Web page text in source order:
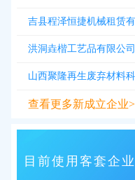
吉县程泽恒捷机械租赁
洪洞垚楷工艺品有限公司
山西聚隆再生废弃材料
查看更多新成立企业
目前使用客套企